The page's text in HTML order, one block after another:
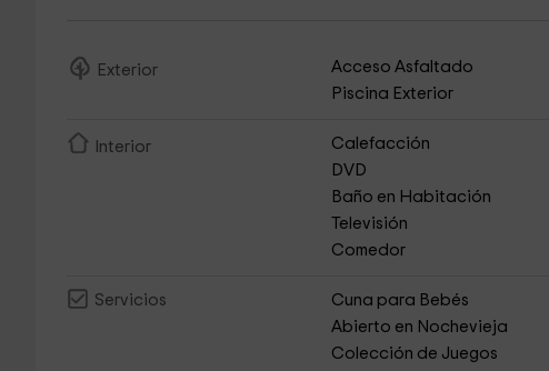
Exterior Acceso Asfaltado
Piscina Exterior
Interior Calefacción
DVD
Baño en Habitación
Televisión
Comedor
Servicios Cuna para Bebés
Abierto en Nochevieja
Colección de Juegos